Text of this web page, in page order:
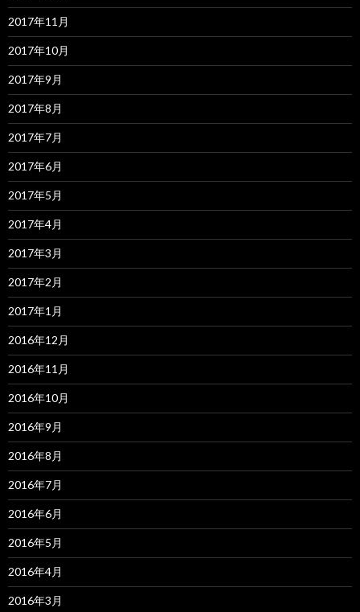
2017年11月
2017年10月
2017年9月
2017年8月
2017年7月
2017年6月
2017年5月
2017年4月
2017年3月
2017年2月
2017年1月
2016年12月
2016年11月
2016年10月
2016年9月
2016年8月
2016年7月
2016年6月
2016年5月
2016年4月
2016年3月